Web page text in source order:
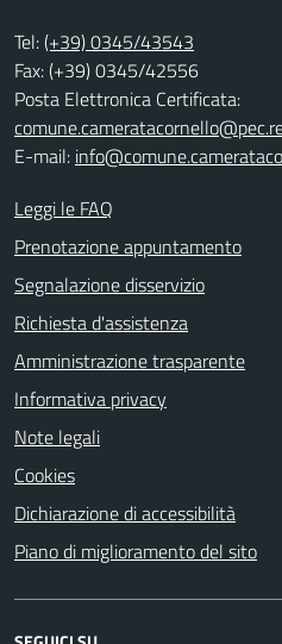
Tel:(+39) 0345/43543
Fax: (+39) 0345/42556
Posta Elettronica Certificata:
E-mail:
Leggi le FAQ
Prenotazione appuntamento
Segnalazione disservizio
Richiesta d'assistenza
Amministrazione trasparente
Informativa privacy
Note legali
Cookies
Dichiarazione di accessibilità
Piano di miglioramento del sito